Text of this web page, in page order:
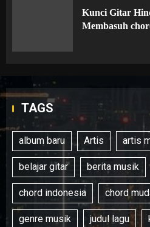
Kunci Gitar
Membasuh
TAGS
album baru Artis artis
belajar gitar berita musik
chord indonesia chord
genre musik judul lagu